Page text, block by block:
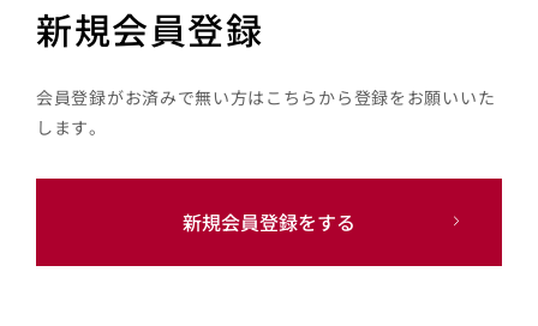
新規会員登録
会員登録がお済みで無い方はこちらから登録をお願いいた
します。
新規会員登録をする